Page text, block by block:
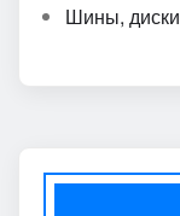
Шины, диски